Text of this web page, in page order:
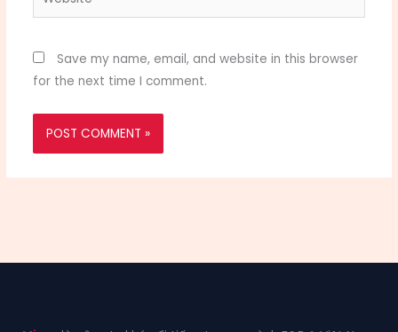
Save my name, email, and website in this browser
for the next time I comment.